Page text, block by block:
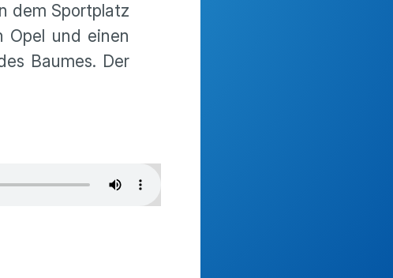
dem Sportplatz
Opel und einen
Baumes. Der